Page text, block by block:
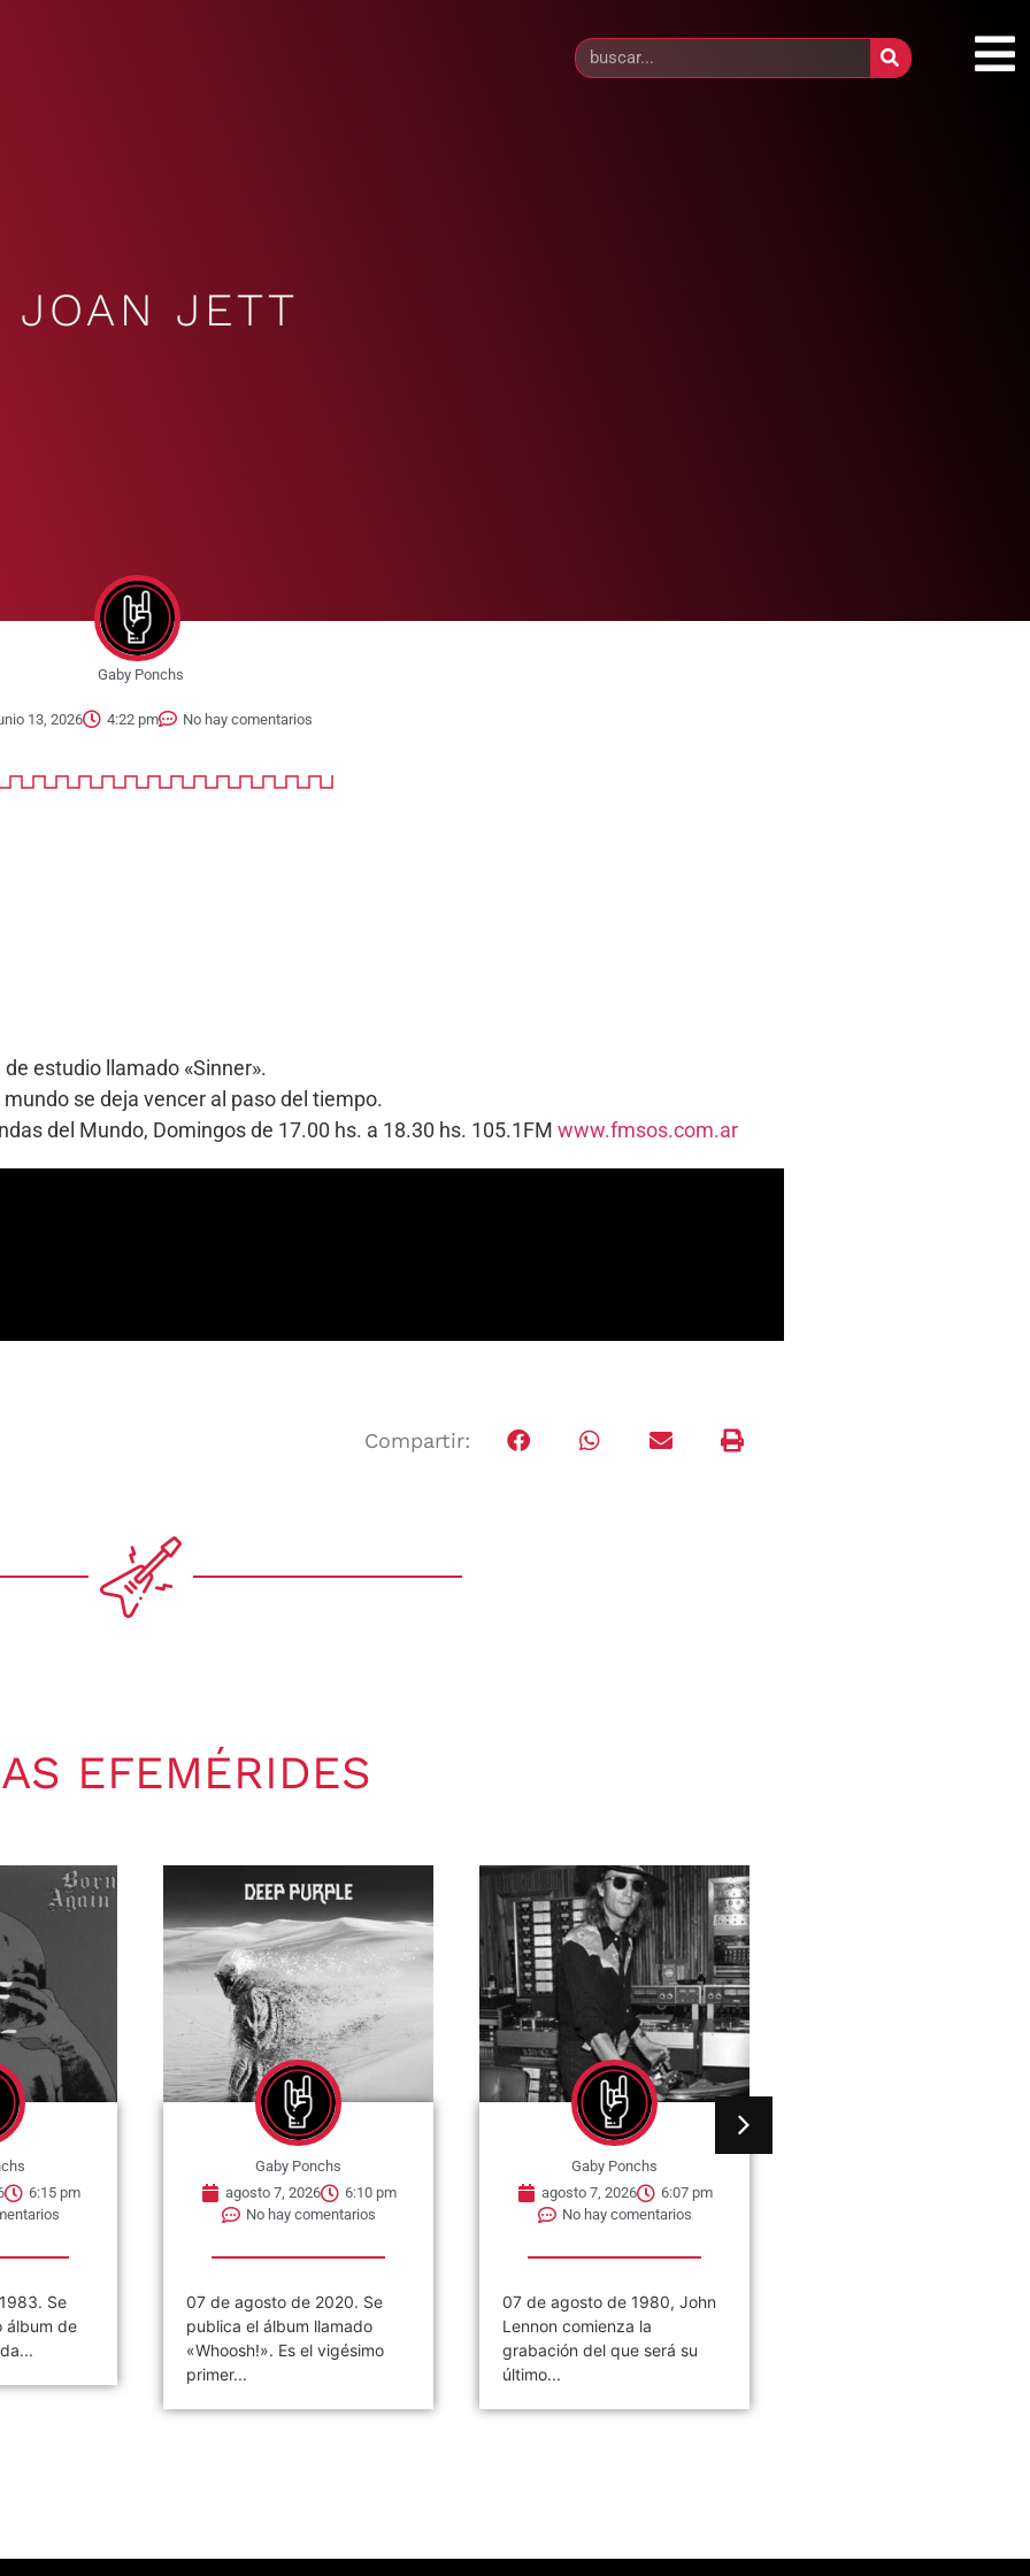
JOAN JETT
Gaby Ponchs
13, 2026 4:22 pm No hay comentarios
estudio llamado «Sinner».
se deja vencer al paso del tiempo.
del Mundo, Domingos de 17.00 hs. a 18.30 hs. 105.1FM www.fmsos.com.ar
Compartir:
EFEMÉRIDES
6:15 pm
Se
álbum de
Gaby Ponchs
agosto 7, 2026
6:10 pm
No hay comentarios
07 de agosto de 2020. Se
publica el álbum llamado
«Whoosh!». Es el vigésimo
primer...
Gaby Ponchs
agosto 7, 2026
6:07 pm
No hay comentarios
07 de agosto de 1980, John
Lennon comienza la
grabación del que será su
último...